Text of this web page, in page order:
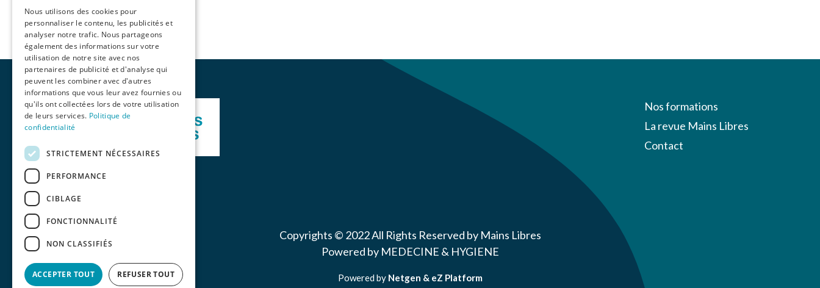
Nos formations
La revue Mains Libres
Contact
Copyrights © 2022 All Rights Reserved by Mains Libres
Powered by MEDECINE & HYGIENE
Powered by Netgen & eZ Platform
Nous utilisons des cookies pour
personnaliser le contenu, les publicités et
analyser notre trafic. Nous partageons
également des informations sur votre
utilisation de notre site avec nos
partenaires de publicité et d'analyse qui
peuvent les combiner avec d'autres
informations que vous leur avez fournies ou
qu'ils ont collectées lors de votre utilisation
de leurs services. Politique de
confidentialité
STRICTEMENT NÉCESSAIRES
PERFORMANCE
CIBLAGE
FONCTIONNALITÉ
NON CLASSIFIÉS
ACCEPTER TOUT REFUSER TOUT